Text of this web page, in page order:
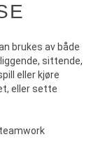
brukes av både
sittende,
eller kjøre
eller sette